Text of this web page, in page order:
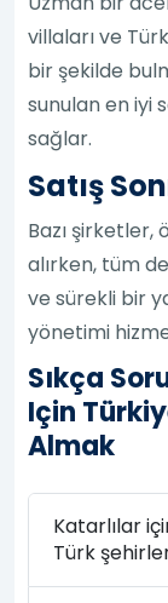
villaları ve
bir şekilde
sunulan en iyi
sağlar.
Satış
Bazı şirketler,
alırken, tüm
ve sürekli bir
yönetimi
Sıkça
Için
Almak
Katarlılar
Türk